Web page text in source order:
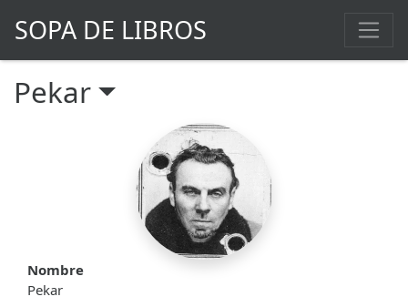
SOPA DE LIBROS
Pekar
Nombre
Pekar